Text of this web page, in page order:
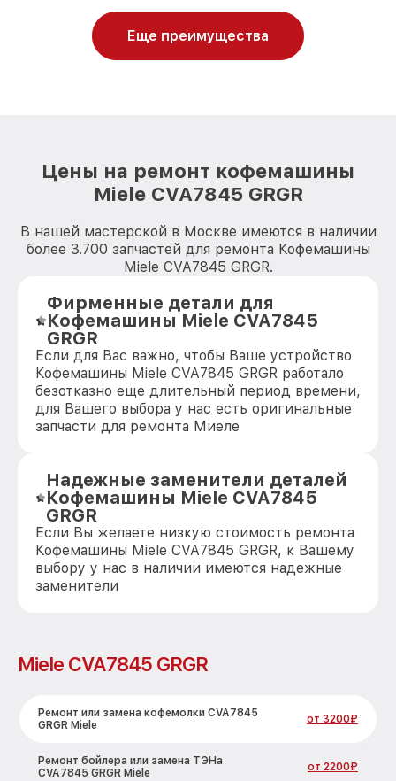
Еще преимущества
Цены на ремонт кофемашины
Miele CVA7845 GRGR
В нашей мастерской в Москве имеются в наличии
более 3.700 запчастей для ремонта Кофемашины
Miele CVA7845 GRGR.
Фирменные детали для
Кофемашины Miele CVA7845
GRGR
Если для Вас важно, чтобы Ваше устройство
Кофемашины Miele CVA7845 GRGR работало
безотказно еще длительный период времени,
для Вашего выбора у нас есть оригинальные
запчасти для ремонта Миеле
Надежные заменители деталей
Кофемашины Miele CVA7845
GRGR
Если Вы желаете низкую стоимость ремонта
Кофемашины Miele CVA7845 GRGR, к Вашему
выбору у нас в наличии имеются надежные
заменители
Miele CVA7845 GRGR
Ремонт или замена кофемолки CVA7845
GRGR Miele
от 3200₽
Ремонт бойлера или замена ТЭНа
CVA7845 GRGR Miele
от 2200₽